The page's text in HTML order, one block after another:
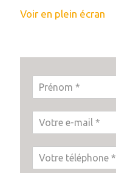
Voir en plein écran